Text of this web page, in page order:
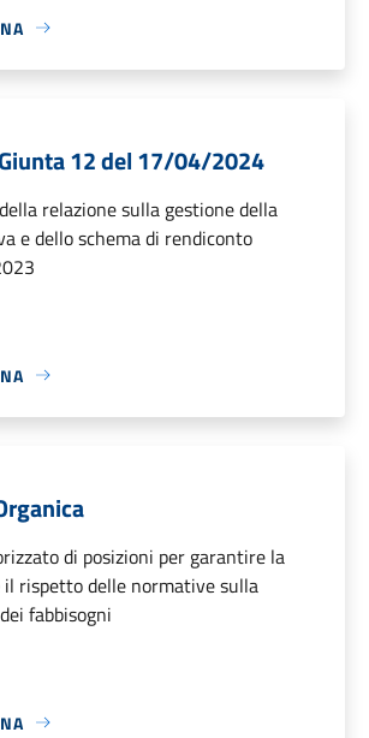
12 del 17/04/2024
relazione sulla gestione della
e dello schema di rendiconto
di posizioni per garantire la
il rispetto delle normative sulla
fabbisogni